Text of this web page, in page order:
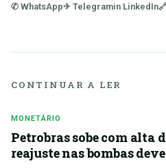
✆ WhatsApp✈ Telegramin LinkedIn
CONTINUAR A LER
MONETÁRIO
Petrobras sobe com alta
reajuste nas bombas